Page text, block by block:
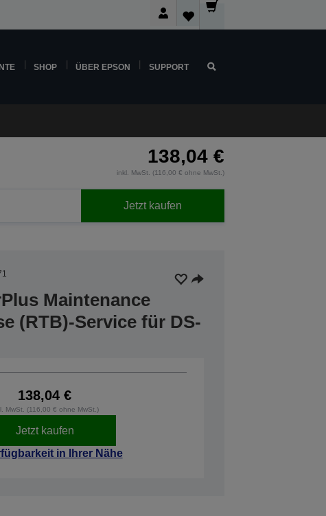
SHOP ÜBER EPSON SUPPORT
138,04 €
inkl. MwSt. (116,00 € ohne MwSt.)
Jetzt kaufen
Maintenance
(RTB)-Service für DS-
138,04 €
MwSt. (116,00 € ohne MwSt.)
Jetzt kaufen
in Ihrer Nähe